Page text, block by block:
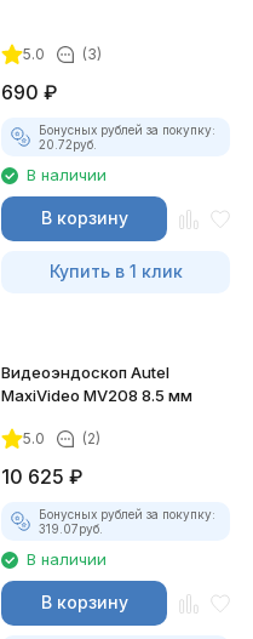
5.0 (3)
690 ₽
Бонусных рублей за покупку:
20.72руб.
В наличии
В корзину
Купить в 1 клик
Видеоэндоскоп Autel
MaxiVideo MV208 8.5 мм
5.0 (2)
10 625 ₽
Бонусных рублей за покупку:
319.07руб.
В наличии
В корзину